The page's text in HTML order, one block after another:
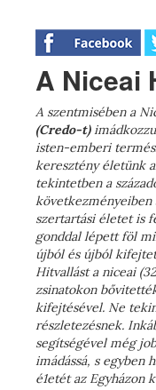
A Niceai
A szentmisében a
(Credo-t)
isten-emberi
keresztény életünk
tekintetben a
következményeiben
szertartási életet is
gonddal lépett föl
újból és újból
Hitvallást a niceai
zsinatokon
kifejtésével. Ne
részletezésnek.
segítségével még
imádássá, s egyben
é1etét az Egyházon